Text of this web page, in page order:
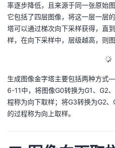
率逐步降低，且来源于同一张原始
它包括了四层图像，将这一层一层
塔可以通过梯次向下采样获得，直
样，在向下采样中，层级越高，则
生成图像金字塔主要包括两种方
6-11中，将图像G0转换为G1、G2
程称为向下取样；将G3转换为G2
的过程称为向上取样。